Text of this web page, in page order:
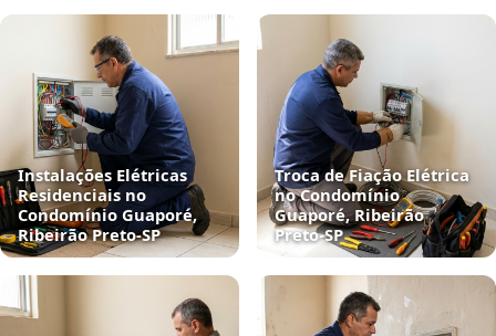
Instalações Elétricas
Residenciais no
Condomínio Guaporé,
Ribeirão Preto‑SP
Troca de Fiação Elétrica
no Condomínio
Guaporé, Ribeirão
Preto‑SP